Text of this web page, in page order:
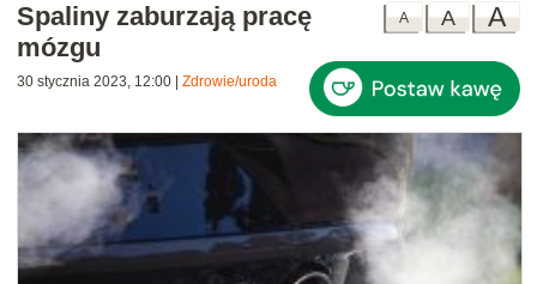
A
A
A
Spaliny zaburzają pracę
mózgu
30 stycznia 2023, 12:00 Zdrowie/uroda